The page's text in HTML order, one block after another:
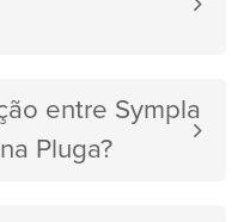
entre Sympla
Pluga?